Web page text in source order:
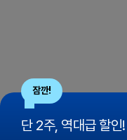
잠깐!
단 2주, 역대급 할인!